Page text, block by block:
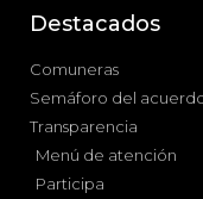
Destacados
Comuneras
Semáforo del
Transparencia
Menú de atención
Participa